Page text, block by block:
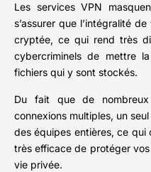
Les services VPN
s’assurer que l’intégralité
cryptée, ce qui rend très
cybercriminels de mettre
fichiers qui y sont stockés.
Du fait que de
connexions multiples, un
des équipes entières, ce
très efficace de protéger
vie privée.